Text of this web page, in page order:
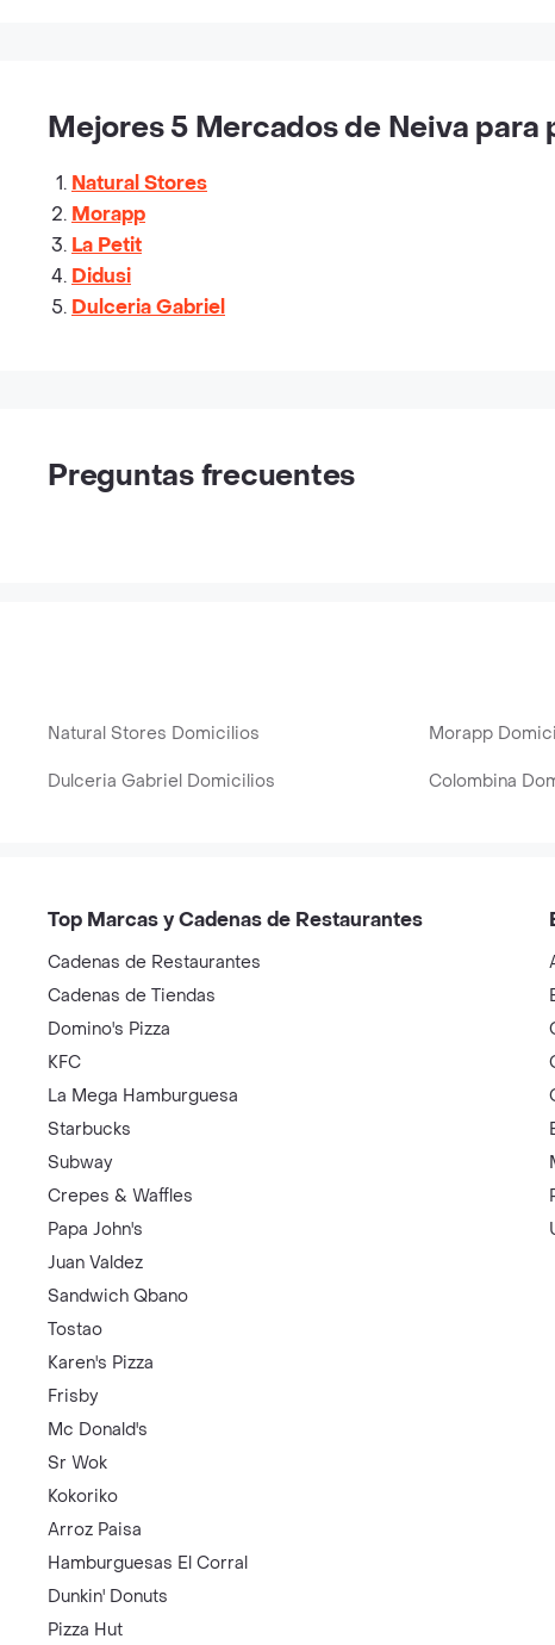
Mejores 5 Mercados de Neiva para
Natural Stores
Morapp
La Petit
Didusi
Dulceria Gabriel
Preguntas frecuentes
Natural Stores Domicilios Morapp
Dulceria Gabriel Domicilios Colombina
Top Marcas y Cadenas de Restaurantes
Cadenas de Restaurantes
Cadenas de Tiendas
Domino's Pizza
KFC
La Mega Hamburguesa
Starbucks
Subway
Crepes & Waffles
Papa John's
Juan Valdez
Sandwich Qbano
Tostao
Karen's Pizza
Frisby
Mc Donald's
Sr Wok
Kokoriko
Arroz Paisa
Hamburguesas El Corral
Dunkin' Donuts
Pizza Hut